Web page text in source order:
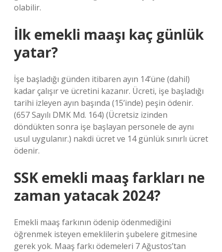
olabilir.
İlk emekli maaşı kaç günlük
yatar?
İşe başladığı günden itibaren ayın 14’üne (dahil)
kadar çalışır ve ücretini kazanır. Ücreti, işe başladığı
tarihi izleyen ayın başında (15’inde) peşin ödenir.
(657 Sayılı DMK Md. 164) (Ücretsiz izinden
döndükten sonra işe başlayan personele de aynı
usul uygulanır.) nakdi ücret ve 14 günlük sınırlı ücret
ödenir.
SSK emekli maaş farkları ne
zaman yatacak 2024?
Emekli maaş farkının ödenip ödenmediğini
öğrenmek isteyen emeklilerin şubelere gitmesine
gerek yok. Maaş farkı ödemeleri 7 Ağustos’tan